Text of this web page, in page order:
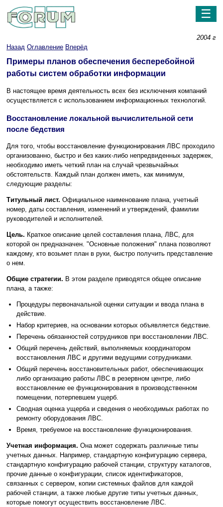
☰
2004 г
Назад Оглавление Вперёд
Примеры планов обеспечения бесперебойной
работы систем обработки информации
В настоящее время деятельность всех без исключения компаний
осуществляется с использованием информационных технологий.
Восстановление локальной вычислительной сети
после бедствия
Для того, чтобы восстановление функционирования ЛВС проходило
организованно, быстро и без каких-либо непредвиденных задержек,
необходимо иметь четкий план на случай чрезвычайных
обстоятельств. Каждый план должен иметь, как минимум,
следующие разделы:
Титульный лист. Официальное наименование плана, учетный
номер, даты составления, изменений и утверждений, фамилии
руководителей и исполнителей.
Цель. Краткое описание целей составления плана, ЛВС, для
которой он предназначен. "Основные положения" плана позволяют
каждому, кто возьмет план в руки, быстро получить представление
о нем.
Общие стратегии. В этом разделе приводятся общее описание
плана, а также:
Процедуры первоначальной оценки ситуации и ввода плана в
действие.
Набор критериев, на основании которых объявляется бедствие.
Перечень обязанностей сотрудников при восстановлении ЛВС.
Общий перечень действий, выполняемых координатором
восстановления ЛВС и другими ведущими сотрудниками.
Общий перечень восстановительных работ, обеспечивающих
либо организацию работы ЛВС в резервном центре, либо
восстановление ее функционирования в производственном
помещении, потерпевшем ущерб.
Сводная оценка ущерба и сведения о необходимых работах по
ремонту оборудования ЛВС.
Время, требуемое на восстановление функционирования.
Учетная информация. Она может содержать различные типы
учетных данных. Например, стандартную конфигурацию сервера,
стандартную конфигурацию рабочей станции, структуру каталогов,
прочие данные о конфигурации, список идентификаторов,
связанных с сервером, копии системных файлов для каждой
рабочей станции, а также любые другие типы учетных данных,
которые помогут осуществить восстановление ЛВС.